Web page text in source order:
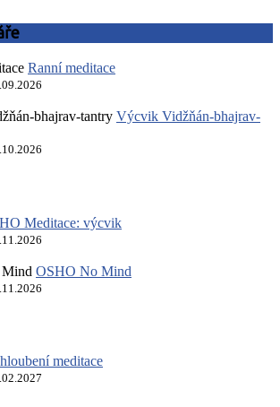
Ranní meditace
Výcvik Vidžňán-bhajrav-
Meditace: výcvik
OSHO No Mind
meditace